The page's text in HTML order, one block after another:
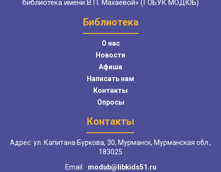
библиотека имени В.П. Махаевой» (ГОБУК МОДЮБ)
Библиотека
О нас
Новости
Афиша
Написать нам
Контакты
Опросы
Контакты
Адрес: ул. Капитана Буркова, 30, Мурманск, Мурманская обл.,
183025
Email:
modub@libkids51.ru